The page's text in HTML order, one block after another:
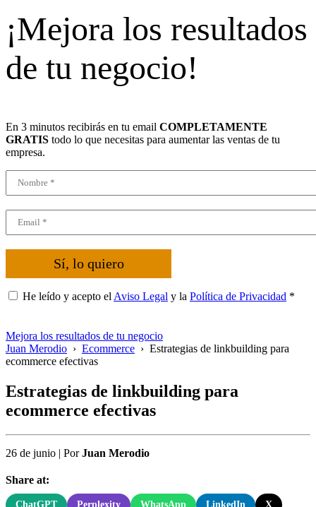
¡Mejora los resultados
de tu negocio!
En 3 minutos recibirás en tu email COMPLETAMENTE
GRATIS todo lo que necesitas para aumentar las ventas de tu
empresa.
Sí, lo quiero
He leído y acepto el Aviso Legal y la Política de Privacidad *
Mejora los resultados de tu negocio
Juan Merodio › Ecommerce › Estrategias de linkbuilding para
ecommerce efectivas
Estrategias de linkbuilding para
ecommerce efectivas
26 de junio | PorJuan Merodio
Share at:
ChatGPT Perplexity WhatsApp LinkedIn X